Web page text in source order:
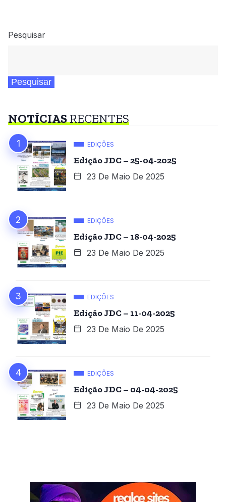
Pesquisar
Pesquisar
NOTÍCIASRECENTES
EDIÇÕES
Edição JDC – 25-04-2025
23 De Maio De 2025
EDIÇÕES
Edição JDC – 18-04-2025
23 De Maio De 2025
EDIÇÕES
Edição JDC – 11-04-2025
23 De Maio De 2025
EDIÇÕES
Edição JDC – 04-04-2025
23 De Maio De 2025